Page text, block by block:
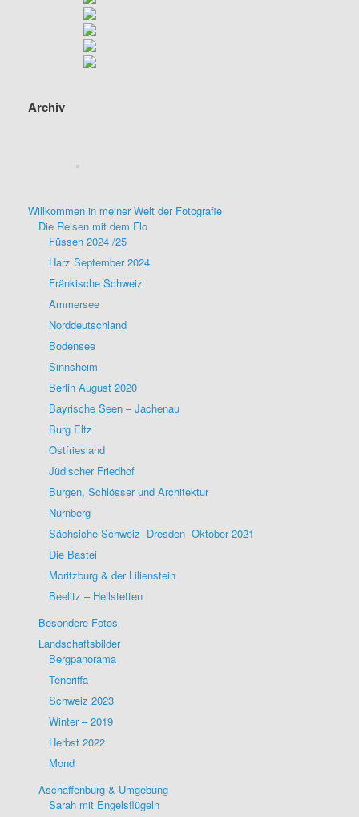
Archiv
Willkommen in meiner Welt der Fotografie
Die Reisen mit dem Flo
Füssen 2024 /25
Harz September 2024
Fränkische Schweiz
Ammersee
Norddeutschland
Bodensee
Sinnsheim
Berlin August 2020
Bayrische Seen – Jachenau
Burg Eltz
Ostfriesland
Jüdischer Friedhof
Burgen, Schlösser und Architektur
Nürnberg
Sächsiche Schweiz- Dresden- Oktober 2021
Die Bastei
Moritzburg & der Lilienstein
Beelitz – Heilstetten
Besondere Fotos
Landschaftsbilder
Bergpanorama
Teneriffa
Schweiz 2023
Winter – 2019
Herbst 2022
Mond
Aschaffenburg & Umgebung
Sarah mit Engelsflügeln